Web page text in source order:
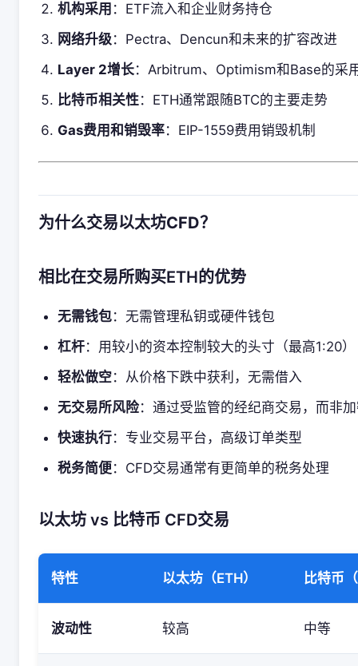
机构采用 ：ETF流入和企业财务持仓
网络升级：Pectra、Dencun和未来的扩容改进
Layer 2增长：Arbitrum、Optimism和Base的采
比特币相关性：ETH通常跟随BTC的主要走势
Gas费用和销毁率：EIP-1559费用销毁机制
为什么交易以太坊CFD？
相比在交易所购买ETH的优势
无需钱包：无需管理私钥或硬件钱包
杠杆：用较小的资本控制较大的头寸（最高1:20）
轻松做空：从价格下跌中获利，无需借入
无交易所风险：通过受监管的经纪商交易，而非
快速执行：专业交易平台，高级订单类型
税务简便 ：CFD交易通常有更简单的税务处理
以太坊 vs 比特币 CFD交易
特性 以太坊（ETH） 比特币
波动性 较高 中等